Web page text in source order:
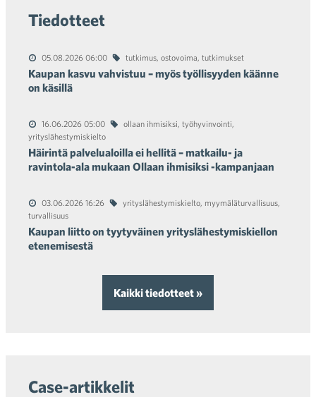
Tiedotteet
05.08.2026 06:00 tutkimus, ostovoima, tutkimukset
Kaupan kasvu vahvistuu – myös työllisyyden käänne
on käsillä
16.06.2026 05:00 ollaan ihmisiksi, työhyvinvointi,
yrityslähestymiskielto
Häirintä palvelualoilla ei hellitä – matkailu- ja
ravintola-ala mukaan Ollaan ihmisiksi -kampanjaan
03.06.2026 16:26 yrityslähestymiskielto, myymäläturvallisuus,
turvallisuus
Kaupan liitto on tyytyväinen yrityslähestymiskiellon
etenemisestä
Kaikki tiedotteet »
Case-artikkelit